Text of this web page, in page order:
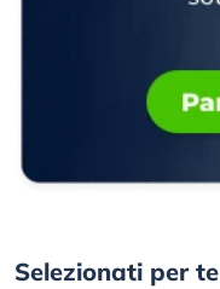
Selezionati per te